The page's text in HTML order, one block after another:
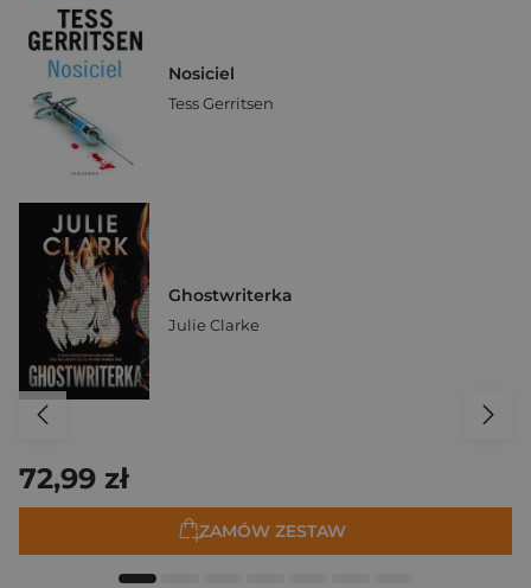
Nosiciel
Tess Gerritsen
Ghostwriterka
Julie Clarke
72,99 zł
ZAMÓW ZESTAW